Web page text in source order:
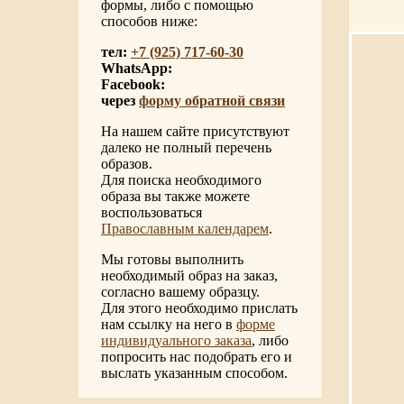
формы, либо с помощью
способов ниже:
тел: +7 (925) 717-60-30
WhatsApp:
Facebook:
через форму обратной связи
На нашем сайте присутствуют
далеко не полный перечень
образов.
Для поиска необходимого
образа вы также можете
воспользоваться
Православным календарем.
Мы готовы выполнить
необходимый образ на заказ,
согласно вашему образцу.
Для этого необходимо прислать
нам ссылку на него в форме
индивидуального заказа, либо
попросить нас подобрать его и
выслать указанным способом.